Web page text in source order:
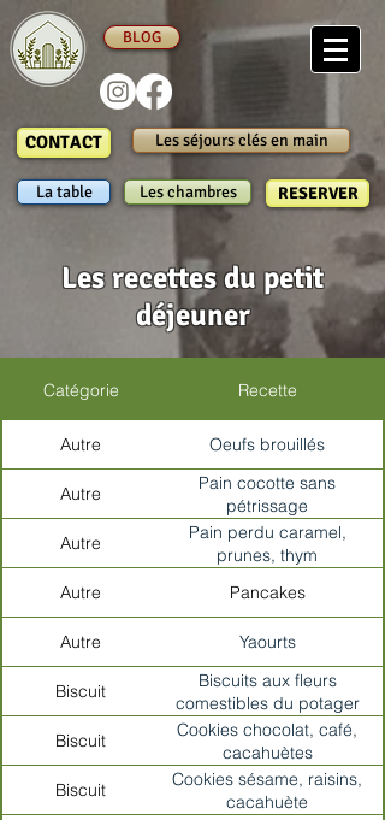
BLOG
CONTACT
La table
Les séjours clés en main
Les chambres RESERVER
Les recettes du petit
déjeuner
Catégorie Recette
Autre Oeufs brouillés
Autre
Pain cocotte sans
pétrissage
Autre
Pain perdu caramel,
prunes, thym
Autre
Pancakes​
Autre Yaourts
Biscuit
Biscuits aux fleurs
comestibles du potager
Biscuit
Cookies chocolat, café,
cacahuètes
Biscuit
Cookies sésame, raisins,
cacahuète